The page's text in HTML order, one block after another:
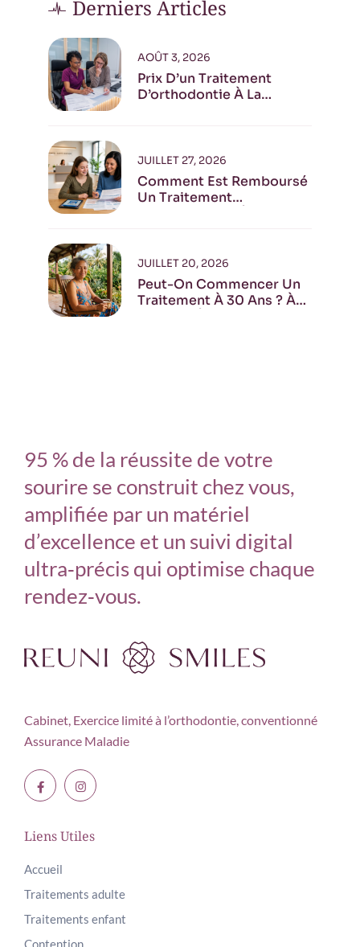
Derniers Articles
Prix D’un Traitement
D’orthodontie À La
AOÛT 3, 2026
Comment Est Remboursé
Un Traitement
JUILLET 27, 2026
Peut-On Commencer Un
Traitement À 30 Ans ? À
JUILLET 20, 2026
95 % de la réussite de votre
sourire se construit chez vous,
amplifiée par un matériel
d’excellence et un suivi digital
ultra‑précis qui optimise chaque
rendez‑vous.
Cabinet, Exercice limité à l’orthodontie, conventionné
Assurance Maladie
Liens Utiles
Accueil
Traitements adulte
Traitements enfant
Contention